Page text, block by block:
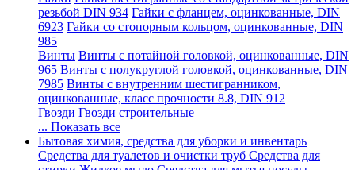
резьбой DIN 934 Гайки с фланцем, оцинкованные, DIN
6923 Гайки со стопорным кольцом, оцинкованные, DIN
985
Винты Винты с потайной головкой, оцинкованные, DIN
965 Винты с полукруглой головкой, оцинкованные, DIN
7985 Винты с внутренним шестигранником,
оцинкованные, класс прочности 8.8, DIN 912
Гвозди Гвозди строительные
... Показать все
Бытовая химия, средства для уборки и инвентарь
Средства для туалетов и очистки труб Средства для